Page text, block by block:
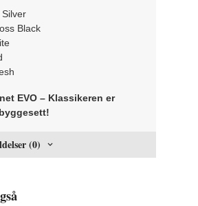
Black
EVO – Klassikeren er
(0)